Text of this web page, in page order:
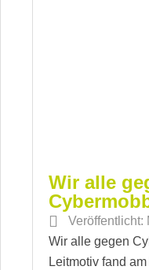
Wir alle
Veröffentlicht:
Wir alle gegen
Leitmotiv fand